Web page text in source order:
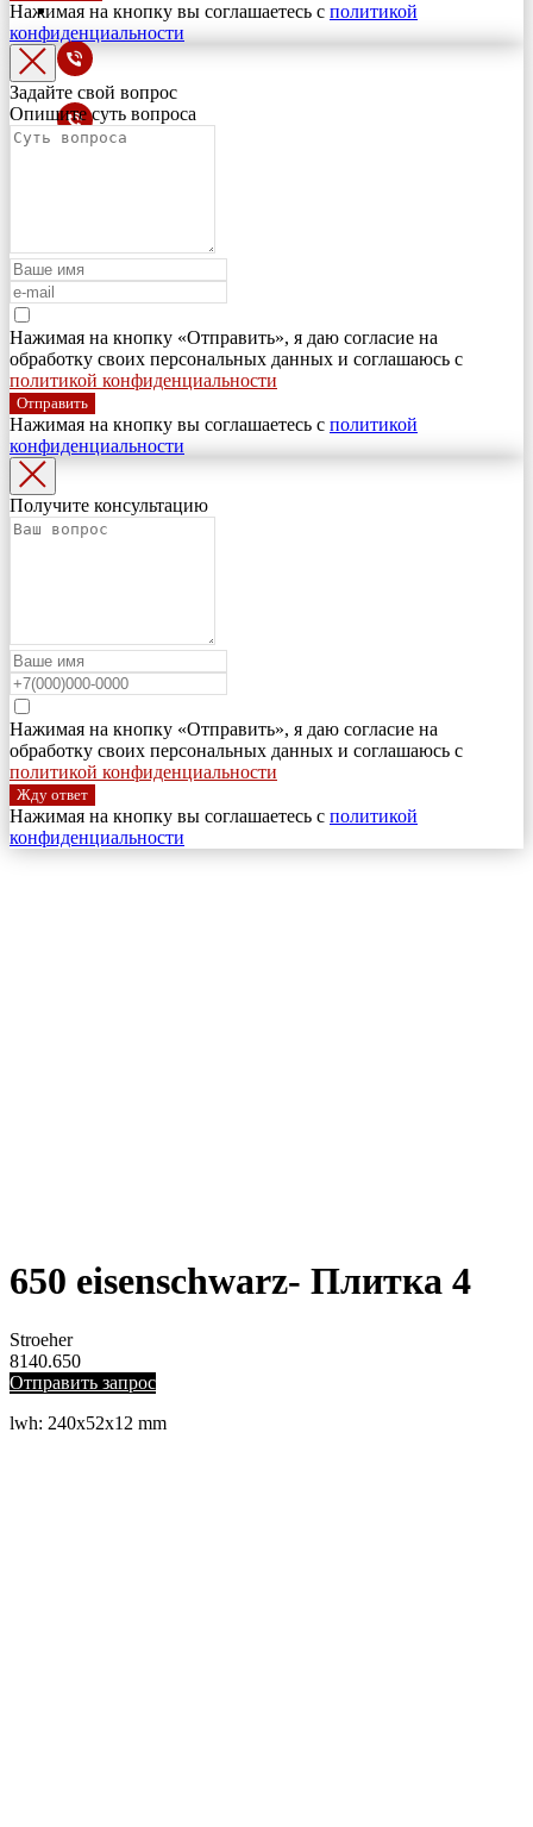
Нажимая на кнопку вы соглашаетесь с политикой
конфиденциальности
Задайте свой вопрос
Опишите суть вопроса
Нажимая на кнопку «Отправить», я даю согласие на
обработку своих персональных данных и соглашаюсь с
политикой конфиденциальности
Отправить
Нажимая на кнопку вы соглашаетесь с политикой
конфиденциальности
Получите консультацию
Нажимая на кнопку «Отправить», я даю согласие на
обработку своих персональных данных и соглашаюсь с
политикой конфиденциальности
Жду ответ
Нажимая на кнопку вы соглашаетесь с политикой
конфиденциальности
650 eisenschwarz- Плитка 4
Stroeher
8140.650
Отправить запрос
lwh: 240x52x12 mm